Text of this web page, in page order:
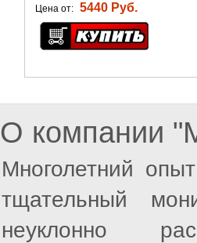
Цена от: 5440 Руб.
О компании
Многолетний
тщательный
неуклонно